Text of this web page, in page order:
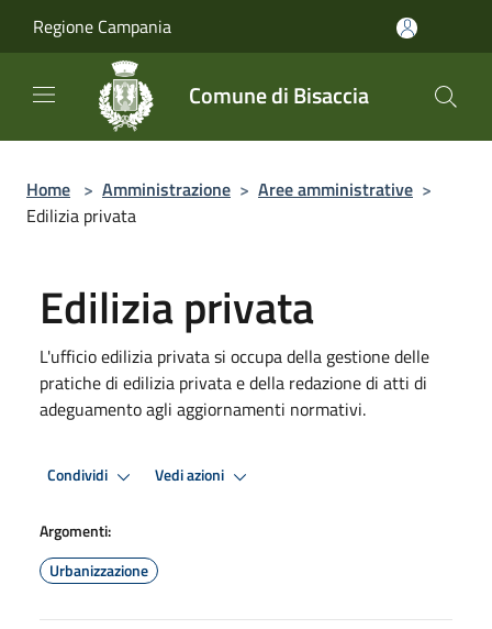
Regione Campania
Comune di Bisaccia
Home > Amministrazione > Aree amministrative >
Edilizia privata
Edilizia privata
L'ufficio edilizia privata si occupa della gestione delle
pratiche di edilizia privata e della redazione di atti di
adeguamento agli aggiornamenti normativi.
Condividi Vedi azioni
Argomenti:
Urbanizzazione